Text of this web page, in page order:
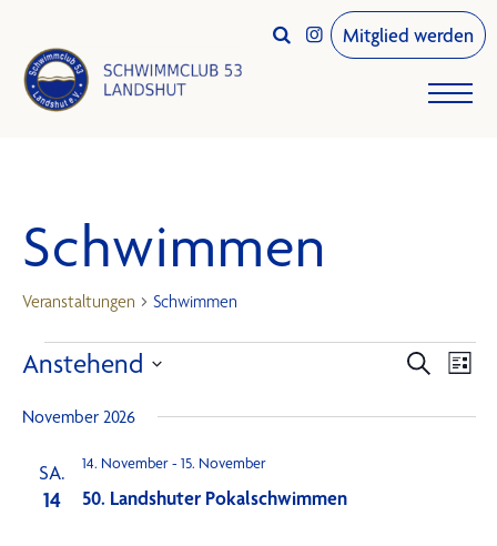
  Mitglied werden
Schwimmen
Veranstaltungen Schwimmen
Veranstaltungen SucheListe
Anstehend
wählen.
November 2026
SA.
14
14. November- 15. November
50. Landshuter Pokalschwimmen